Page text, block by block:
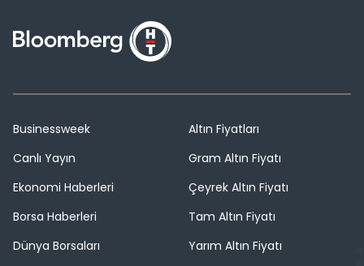
Businessweek
Canlı Yayın
Ekonomi Haberleri
Borsa Haberleri
Dünya Borsaları
Altın Fiyatları
Gram Altın Fiyatı
Çeyrek Altın Fiyatı
Tam Altın Fiyatı
Yarım Altın Fiyatı